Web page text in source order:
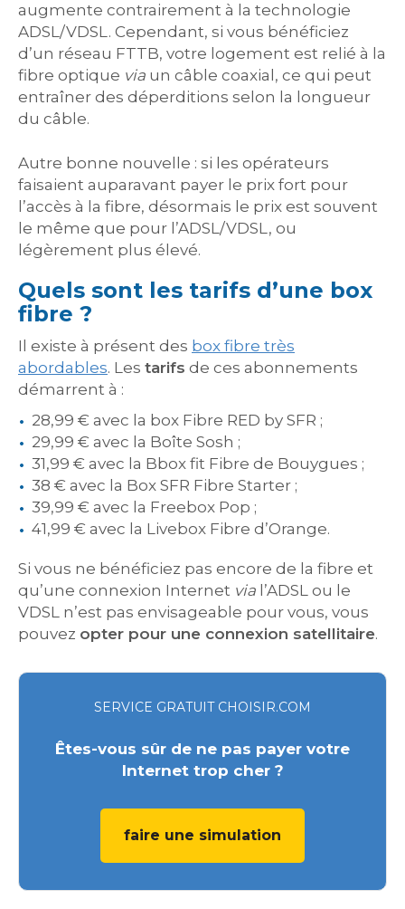
augmente contrairement à la technologie
ADSL/VDSL. Cependant, si vous bénéficiez
d’un réseau FTTB, votre logement est relié à la
fibre optique via un câble coaxial, ce qui peut
entraîner des déperditions selon la longueur
du câble.
Autre bonne nouvelle : si les opérateurs
faisaient auparavant payer le prix fort pour
l’accès à la fibre, désormais le prix est souvent
le même que pour l’ADSL/VDSL, ou
légèrement plus élevé.
Quels sont les tarifs d’une box
fibre ?
Il existe à présent des box fibre très
abordables. Les tarifs de ces abonnements
démarrent à :
28,99 € avec la box Fibre RED by SFR ;
29,99 € avec la Boîte Sosh ;
31,99 € avec la Bbox fit Fibre de Bouygues ;
38 € avec la Box SFR Fibre Starter ;
39,99 € avec la Freebox Pop ;
41,99 € avec la Livebox Fibre d’Orange.
Si vous ne bénéficiez pas encore de la fibre et
qu’une connexion Internet via l’ADSL ou le
VDSL n’est pas envisageable pour vous, vous
pouvez opter pour une connexion satellitaire.
SERVICE GRATUIT CHOISIR.COM
Êtes-vous sûr de ne pas payer votre
Internet trop cher ?
faire une simulation